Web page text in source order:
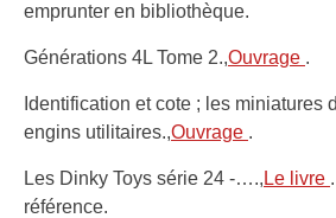
emprunter en bibliothèque.
Générations 4L Tome 2.,Ouvrage .
Identification et cote ; les miniatures
engins utilitaires.,Ouvrage .
Les Dinky Toys série 24 -…., Le livre
référence.